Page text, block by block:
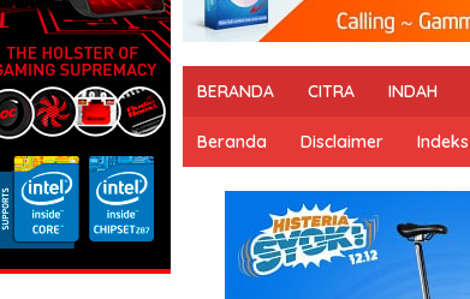
BERANDA CITRA INDAH
Beranda Disclaimer Indeks